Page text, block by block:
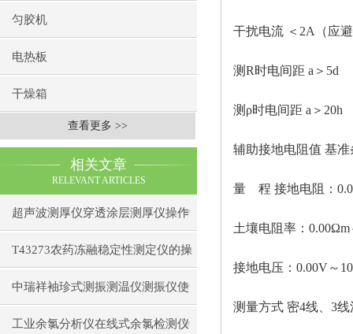
匀胶机
电热板
干燥箱
查看更多 >>
相关文章
RELEVANT ARTICLES
超声波测厚仪穿透涂层测厚仪操作
前准备操作步骤
T43273农药冻融稳定性测定仪的操
作使用
中瑞祥袖珍式测振测温仪测振仪使
用注意事项工作原理
工业余氯分析仪在线式余氯检测仪
干扰电流 ＜ 2A（应
测R时电间距 a＞5d
测 ρ时电间距 a＞20h
辅助接地电阻值 基准
量 程 接地电阻：
土壤电阻率： 0.00Ωm
接地电压： 0.00V～
测量方式 密4线、3